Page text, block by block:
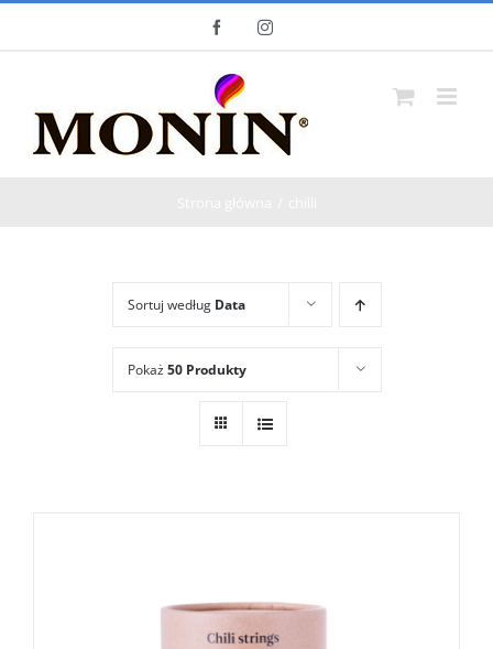
FacebookInstagram
Sortuj według Data
Pokaż50 Produkty